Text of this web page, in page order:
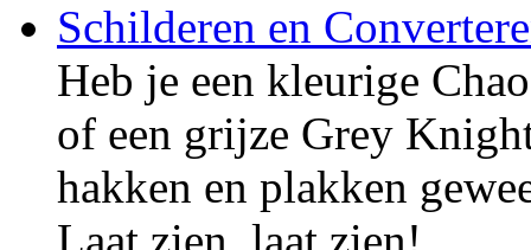
Schilderen en
Heb je een kleurige
of een grijze Grey
hakken en plakken